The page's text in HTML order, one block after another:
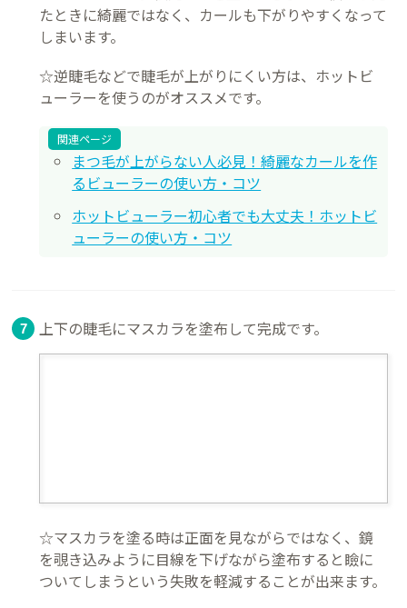
たときに綺麗ではなく、カールも下がりやすくなって
しまいます。
☆逆睫毛などで睫毛が上がりにくい方は、ホットビ
ューラーを使うのがオススメです。
関連ページ
まつ毛が上がらない人必見！綺麗なカールを作
るビューラーの使い方・コツ
ホットビューラー初心者でも大丈夫！ホットビ
ューラーの使い方・コツ
上下の睫毛にマスカラを塗布して完成です。
☆マスカラを塗る時は正面を見ながらではなく、鏡
を覗き込みように目線を下げながら塗布すると瞼に
ついてしまうという失敗を軽減することが出来ます。